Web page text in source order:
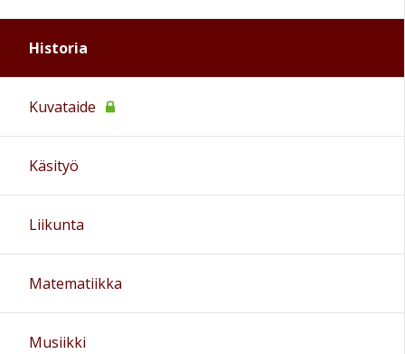
Historia
Kuvataide
Käsityö
Liikunta
Matematiikka
Musiikki